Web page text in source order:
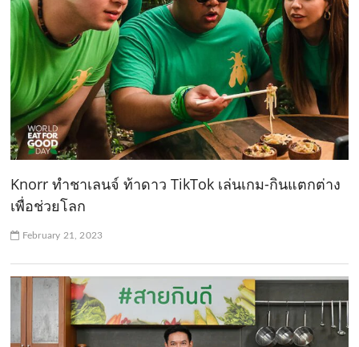
Knorr ทำชาเลนจ์ ท้าดาว TikTok เล่นเกม-กินแตกต่าง
เพื่อช่วยโลก
February 21, 2023